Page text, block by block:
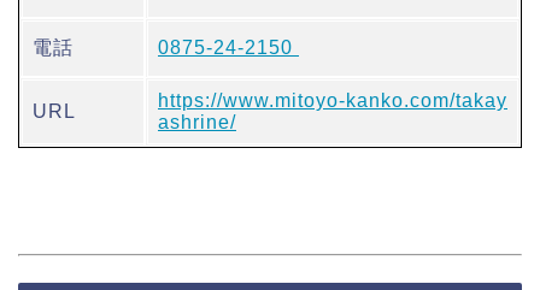
電話 0875-24-2150
URL
https://www.mitoyo-kanko.com/takay
ashrine/